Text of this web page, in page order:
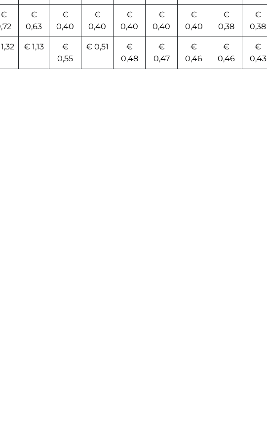
€
€
0,63
€
0,40
€
0,40
€
0,40
€
0,40
€
0,40
€
0,38
€
0,38
€ 1,13
€
0,55
€ 0,51
€
0,48
€
0,47
€
0,46
€
0,46
€
0,43